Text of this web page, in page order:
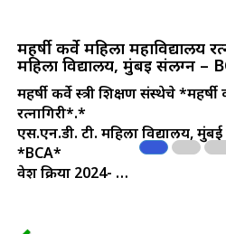
महर्षी कर्वे महिला महाविद्यालय
महिला विद्यालय, मुंबई संलग्न –
महर्षी कर्वे स्त्री शिक्षण संस्थेचे*महर्षी
रत्नागिरी*.*
एस.एन.डी. टी. महिला विद्यालय,
*BCA*
प्रवेश प्रक्रिया 2024- …